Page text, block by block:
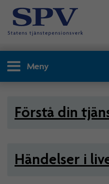
Meny
Privatperson
Förstå din
Händelser i